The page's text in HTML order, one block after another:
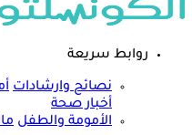
روابط سريعة
نصائح وارشادات
أخبار صحة
الأمومة والطفل